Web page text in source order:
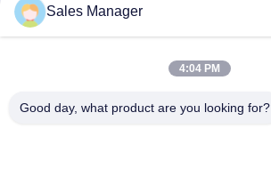
Ramme
Sales Manager
4:04 PM
Good day, what product are you looking for?